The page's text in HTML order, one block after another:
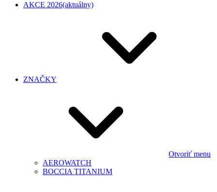
AKCE 2026(aktuálny)
ZNAČKY
Otvoriť menu
AEROWATCH
BOCCIA TITANIUM